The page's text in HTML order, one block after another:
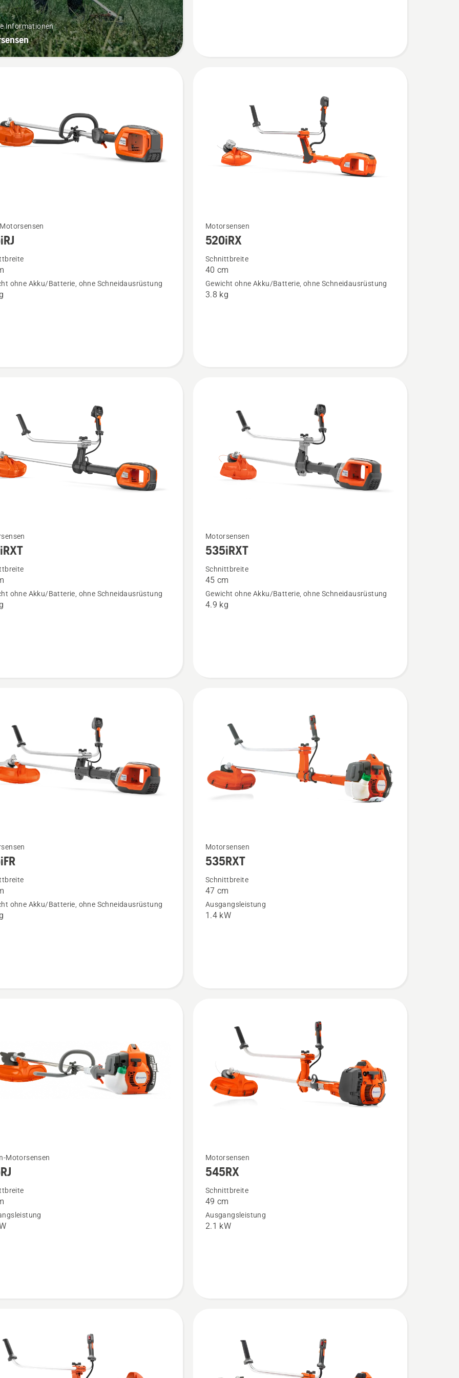
Informationen
ohne Akku/Batterie, ohne Schneidausrüstung
Mehr
Details
520iRX
anzeigen
Motorsensen
520iRX
Schnittbreite
40 cm
Gewicht ohne Akku/Batterie, ohne Schneidausrüstung
3.8 kg
ohne Akku/Batterie, ohne Schneidausrüstung
Mehr
Details
535iRXT
anzeigen
Motorsensen
535iRXT
Schnittbreite
45 cm
Gewicht ohne Akku/Batterie, ohne Schneidausrüstung
4.9 kg
ohne Akku/Batterie, ohne Schneidausrüstung
Mehr
Details
535RXT
anzeigen
Motorsensen
535RXT
Schnittbreite
47 cm
Ausgangsleistung
1.4 kW
Motorsensen
Mehr
Details
545RX
anzeigen
Motorsensen
545RX
Schnittbreite
49 cm
Ausgangsleistung
2.1 kW